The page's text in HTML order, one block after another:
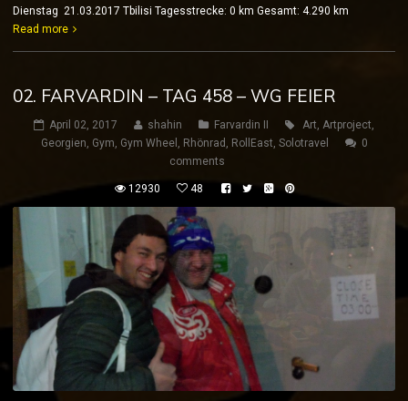
Dienstag 21.03.2017 Tbilisi Tagesstrecke: 0 km Gesamt: 4.290 km
Read more
02. FARVARDIN – TAG 458 – WG FEIER
April 02, 2017 shahin Farvardin II Art, Artproject,
Georgien, Gym, Gym Wheel , Rhönrad , RollEast, Solotravel
0
comments
12930 48